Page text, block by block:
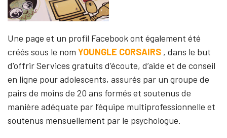
Une page et un profil Facebook ont ​​également été
créés sous le nom YOUNGLE CORSAIRS , dans le but
d'offrir Services gratuits d’écoute, d’aide et de conseil
en ligne pour adolescents, assurés par un groupe de
pairs de moins de 20 ans formés et soutenus de
manière adéquate par l’équipe multiprofessionnelle et
soutenus mensuellement par le psychologue.